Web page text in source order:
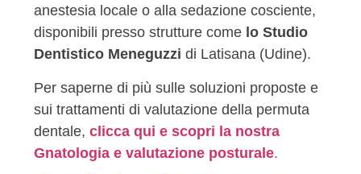
anestesia locale o alla sedazione cosciente,
disponibili presso strutture come lo Studio
Dentistico Meneguzzi di Latisana (Udine).
Per saperne di più sulle soluzioni proposte e
sui trattamenti di valutazione della permuta
dentale, clicca qui e scopri la nostra
Gnatologia e valutazione posturale.